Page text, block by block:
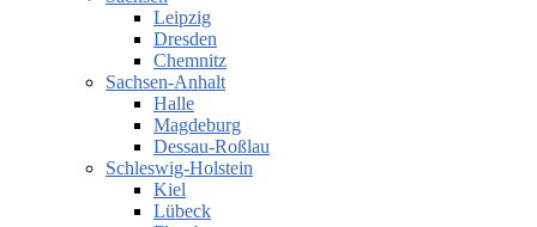
Leipzig
Dresden
Chemnitz
Sachsen-Anhalt
Halle
Magdeburg
Dessau-Roßlau
Schleswig-Holstein
Kiel
Lübeck